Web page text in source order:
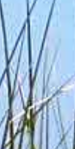
décembre 2026
ma me je ve
1 2 3 4 5
8 9 10 11
15 16 18